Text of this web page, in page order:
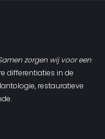
zorgen wij voor een
differentiaties in de
restauratieve